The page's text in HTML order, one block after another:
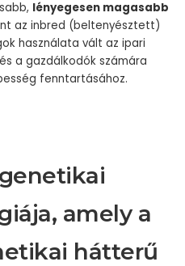
lényegesen magasabb
az inbred (beltenyésztett)
használata vált az ipari
a gazdálkodók számára
fenntartásához.
amely a
hátterű